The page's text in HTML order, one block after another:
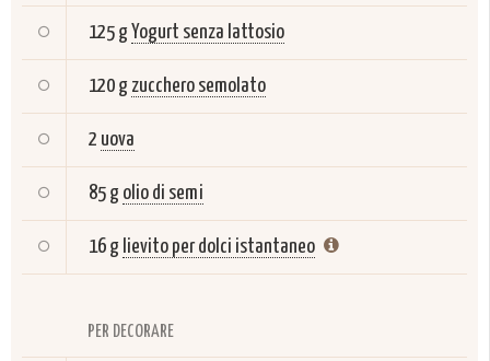
125 gYogurt senza lattosio
120 g zucchero semolato
2 uova
85 g olio di semi
16 g lievito per dolci istantaneo
PER DECORARE